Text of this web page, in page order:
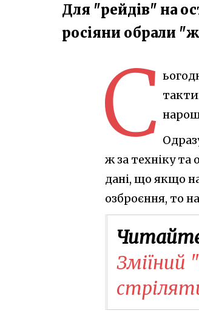
Для "рейдів" на
росіяни обрали
С
ж за техніку та
дані, що якщо
озброєння, то
Зміїний